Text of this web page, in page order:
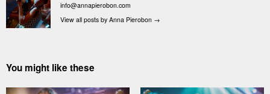
info@annapierobon.com
View all posts by Anna Pierobon →
You might like these